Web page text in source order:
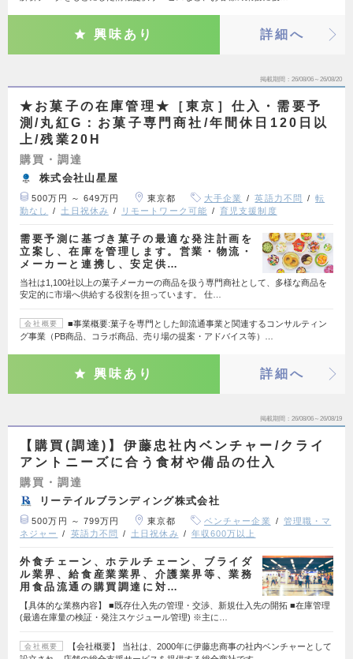
興味あり 詳細へ
掲載期間 26/08/06～26/08/20
★お菓子の在庫管理★［東京］仕入・需要予
測/丸紅G：お菓子専門商社/年間休日120日以
上/残業20H
購買・調達
株式会社山星屋
500万円 ～ 649万円 東京都 大手企業 英語力不問
転
勤なし
土日祝休み リモートワーク可能 育児支援制度
需要予測に基づき菓子の最適な発注計画を
立案し、在庫を管理します。営業・物流・
メーカーと連携し、安定供…
当社は1,100社以上の菓子メーカーの商品を扱う専門商社として、多様な商品を
安定的に市場へ供給する役割を担っています。 仕…
会社概要
■事業概要:菓子を専門とした卸流通事業と関連するコンサルティン
グ事業（PB商品、コラボ商品、売り場の提案・アドバイス等）…
興味あり 詳細へ
掲載期間 26/08/06～26/08/19
【購買(調達)】伊藤忠社内ベンチャー/クライ
アントニーズに合う食材や備品の仕入
購買・調達
リーテイルブランディング株式会社
500万円 ～ 799万円 東京都 ベンチャー企業
管理職・マ
ネジャー
英語力不問 土日祝休み 年収600万以上
外食チェーン、ホテルチェーン、ブライダ
ル業界、給食産業業界、介護業界等、業務
用食品流通の購買調達に対…
【具体的な業務内容】 ■既存仕入先の管理・交渉、新規仕入先の開拓 ■在庫管理
(最適在庫量の検証・発注スケジュール管理) ※主に…
会社概要
【会社概要】 当社は、2000年に伊藤忠商事の社内ベンチャーとして